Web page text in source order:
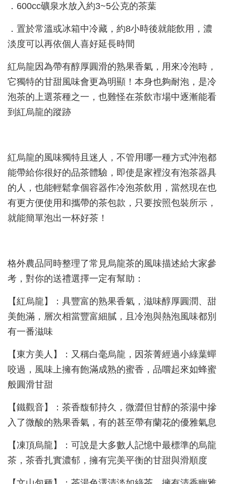
．600cc礦泉水放入約3~5公克的茶葉
．置於常溫或冰箱中冷藏，約8小時後就能飲用，濃
淡度可以再依個人喜好延長時間
紅烏龍因為帶有醇厚圓滑的熟果香氣，用來冷泡時，
它獨特的甘甜風味會更為明顯！本身也夠耐泡，是冷
泡茶的上選茶種之一，也難怪在茶飲市場中逐漸能看
到紅烏龍的蹤跡
紅烏龍的風味獨特且迷人，不管用哪一種方式沖泡都
能帶給你很好的品茶體驗，即使是家裡沒有泡茶器具
的人，也能輕鬆拿個容器作冷泡茶飲用，當然現在也
有更方便使用和攜帶的茶包款，只要按照包裝所示，
就能簡單泡出一杯好茶！
格外農品同時整理了常見烏龍茶的風味描述給大家參
考，對你的送禮選擇一定有幫助：
【紅烏龍】：具豐富的熟果香氣，滋味醇厚圓潤、甜
美飽滿，層次相當豐富細膩，且冷泡與熱泡風味都別
有一番滋味
【東方美人】：又稱白毫烏龍，因茶菁經過小綠葉蟬
咬過，風味上擁有飽滿成熟的蜜香，品嚐起來如蜂蜜
般圓滑甘甜
【鐵觀音】：茶香馥郁持久，微澀但甘醇的茶湯中摻
入了微酸的熟果香氣，有的甚至帶有蘭花的優雅氣息
【凍頂烏龍】：可說是大多數人記憶中最標準的烏龍
茶，茶香扎實濃郁，擁有完美平衡的甘甜與滑順度